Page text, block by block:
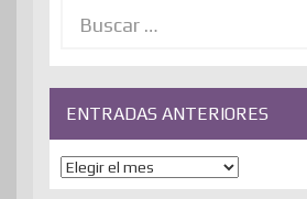
ENTRADAS ANTERIORES
ENTRADAS
ANTERIORES